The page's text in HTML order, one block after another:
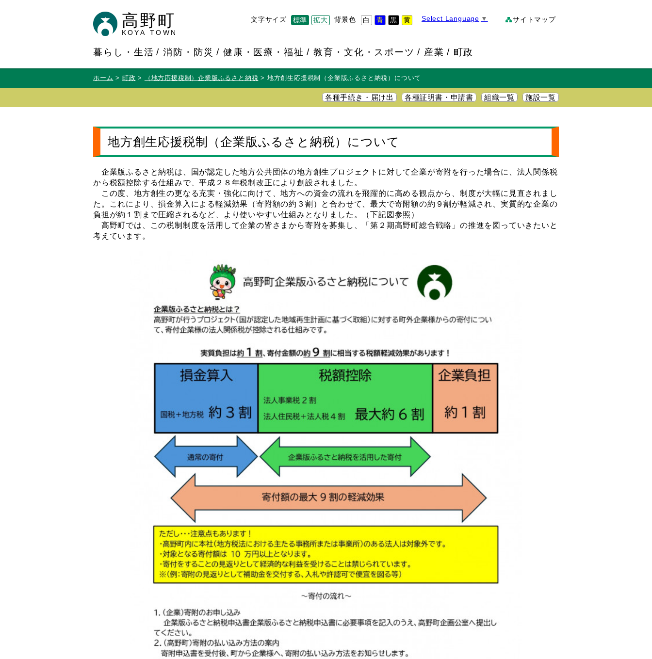
高野町
KOYA TOWN
サイトマップ
Select Language ▼
背景色 白 青 黒 黄
文字サイズ 標準 拡大
暮らし・生活 消防・防災 健康・医療・福祉 教育・文化・スポーツ 産業 町政
ホーム 町政 （地方応援税制）企業版ふるさと納税 地方創生応援税制（企業版ふるさと納税）について
各種手続き・届け出 各種証明書・申請書 組織一覧 施設一覧
地方創生応援税制（企業版ふるさと納税）について
企業版ふるさと納税は、国が認定した地方公共団体の地方創生プロジェクトに対して企業が寄附を行った場合に、法人関係税
から税額控除する仕組みで、平成２８年税制改正により創設されました。
この度、地方創生の更なる充実・強化に向けて、地方への資金の流れを飛躍的に高める観点から、制度が大幅に見直されまし
た。これにより、損金算入による軽減効果（寄附額の約３割）と合わせて、最大で寄附額の約９割が軽減され、実質的な企業の
負担が約１割まで圧縮されるなど、より使いやすい仕組みとなりました。（下記図参照）
高野町では、この税制制度を活用して企業の皆さまから寄附を募集し、「第２期高野町総合戦略」の推進を図っていきたいと
考えています。